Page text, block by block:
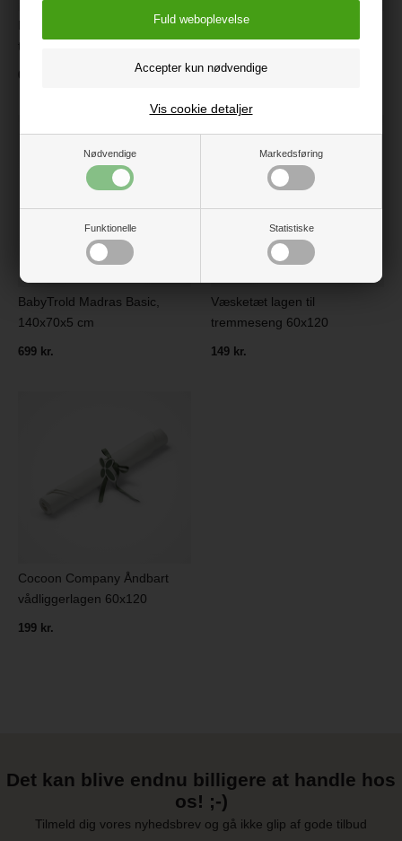
Nødvendige Markedsføring
Funktionelle Statistiske
Vis cookie detaljer
BabyTrold Åndbar Madras til
tremmeseng, 120x60x10 cm
699 kr.
TRILLE Dream Light
8.999 kr.
BabyTrold Madras Basic,
140x70x5 cm
699 kr.
Væsketæt lagen til
tremmeseng 60x120
149 kr.
Cocoon Company Åndbart
vådliggerlagen 60x120
199 kr.
Det kan blive endnu billigere at handle hos
os! ;-)
Tilmeld dig vores nyhedsbrev og gå ikke glip af gode tilbud